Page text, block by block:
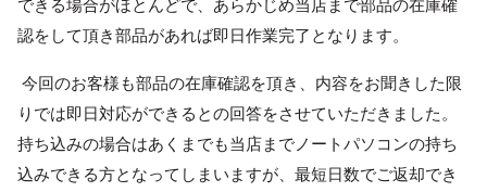
できる場合がほとんどで、あらかじめ当店まで部品の在庫確
認をして頂き部品があれば即日作業完了となります。
今回のお客様も部品の在庫確認を頂き、内容をお聞きした限
りでは即日対応ができるとの回答をさせていただきました。
持ち込みの場合はあくまでも当店までノートパソコンの持ち
込みできる方となってしまいますが、最短日数でご返却でき